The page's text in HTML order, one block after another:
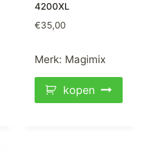
4200XL
€35,00
Merk: Magimix
kopen